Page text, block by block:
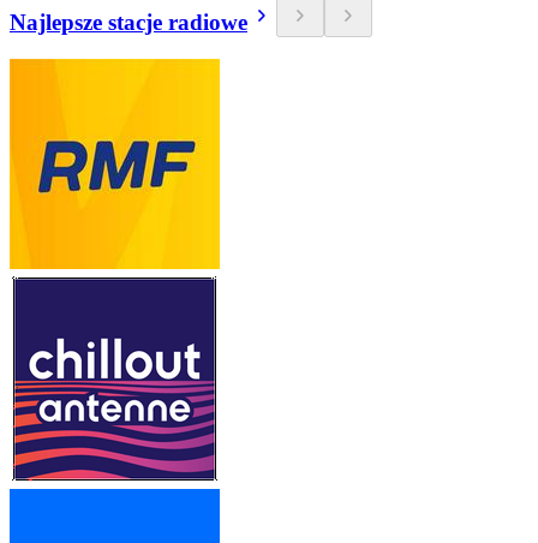
Najlepsze stacje radiowe